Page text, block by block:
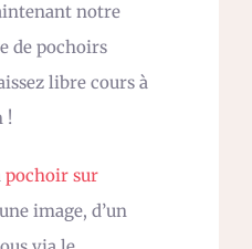
notre
de pochoirs
libre cours à
!
pochoir sur
image, d’un